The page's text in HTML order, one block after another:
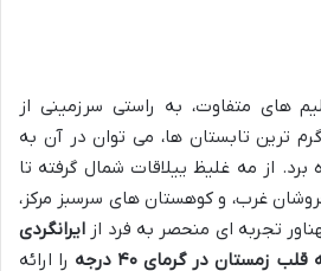
های متفاوت، به راستی سرزمینی از
ترین تابستان ها، می توان در آن به
برد. از مه غلیظ ییلاقات شمال گرفته تا
غرب، و کوهستان های سرسبز مرکز،
تجربه ای منحصر به فرد از ایرانگردی
در گرمای ۴۰ درجه
را ارائه